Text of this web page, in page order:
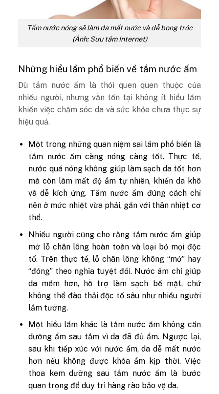
Tắm nước nóng sẽ làm da mất nước và dễ bong tróc
(Ảnh: Sưu tầm Internet)
Những hiểu lầm phổ biến về tắm nước ấm
Dù tắm nước ấm là thói quen quen thuộc của
nhiều người, nhưng vẫn tồn tại không ít hiểu lầm
khiến việc chăm sóc da và sức khỏe chưa thực sự
hiệu quả.
Một trong những quan niệm sai lầm phổ biến là
tắm nước ấm càng nóng càng tốt. Thực tế,
nước quá nóng không giúp làm sạch da tốt hơn
mà còn làm mất độ ẩm tự nhiên, khiến da khô
và dễ kích ứng. Tắm nước ấm đúng cách chỉ
nên ở mức nhiệt vừa phải, gần với thân nhiệt cơ
thể.
Nhiều người cũng cho rằng tắm nước ấm giúp
mở lỗ chân lông hoàn toàn và loại bỏ mọi độc
tố. Trên thực tế, lỗ chân lông không “mở” hay
“đóng” theo nghĩa tuyệt đối. Nước ấm chỉ giúp
da mềm hơn, hỗ trợ làm sạch bề mặt, chứ
không thể đào thải độc tố sâu như nhiều người
lầm tưởng.
Một hiểu lầm khác là tắm nước ấm không cần
dưỡng ẩm sau tắm vì da đã đủ ẩm. Ngược lại,
sau khi tiếp xúc với nước ấm, da dễ mất nước
hơn nếu không được khóa ẩm kịp thời. Việc
thoa kem dưỡng sau tắm nước ấm là bước
quan trọng để duy trì hàng rào bảo vệ da.